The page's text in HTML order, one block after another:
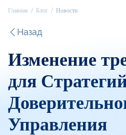
Главная Блог Новости
Назад
Изменение
для
Управления